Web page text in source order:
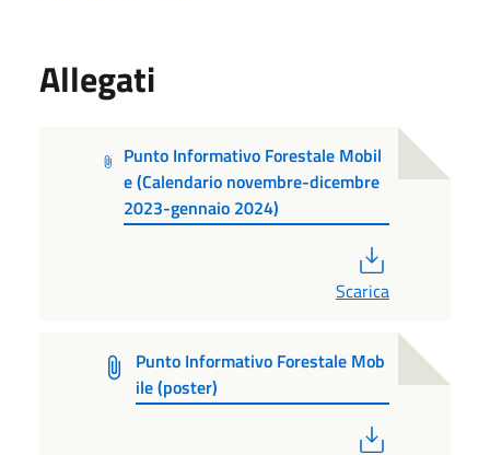
Allegati
Punto Informativo Forestale Mobil
e (Calendario novembre-dicembre
2023-gennaio 2024)
Scarica
Punto Informativo Forestale Mob
ile (poster)